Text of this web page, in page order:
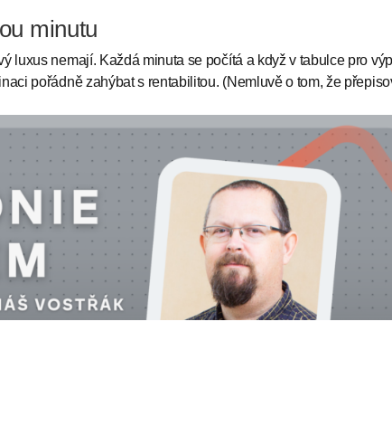
minutu
luxus nemají. Každá minuta se počítá a když v tabulce pro
pořádně zahýbat s rentabilitou. (Nemluvě o tom, že